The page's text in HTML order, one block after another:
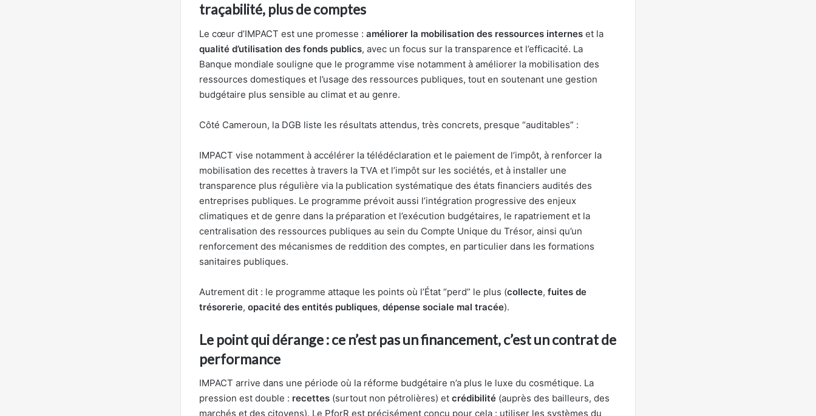
traçabilité, plus de comptes
Le cœur d’IMPACT est une promesse : améliorer la mobilisation des ressources internes et la
qualité d’utilisation des fonds publics, avec un focus sur la transparence et l’efficacité. La
Banque mondiale souligne que le programme vise notamment à améliorer la mobilisation des
ressources domestiques et l’usage des ressources publiques, tout en soutenant une gestion
budgétaire plus sensible au climat et au genre.
Côté Cameroun, la DGB liste les résultats attendus, très concrets, presque “auditables” :
IMPACT vise notamment à accélérer la télédéclaration et le paiement de l’impôt, à renforcer la
mobilisation des recettes à travers la TVA et l’impôt sur les sociétés, et à installer une
transparence plus régulière via la publication systématique des états financiers audités des
entreprises publiques. Le programme prévoit aussi l’intégration progressive des enjeux
climatiques et de genre dans la préparation et l’exécution budgétaires, le rapatriement et la
centralisation des ressources publiques au sein du Compte Unique du Trésor, ainsi qu’un
renforcement des mécanismes de reddition des comptes, en particulier dans les formations
sanitaires publiques.
Autrement dit : le programme attaque les points où l’État “perd” le plus (collecte, fuites de
trésorerie, opacité des entités publiques, dépense sociale mal tracée).
Le point qui dérange : ce n’est pas un financement, c’est un contrat de
performance
IMPACT arrive dans une période où la réforme budgétaire n’a plus le luxe du cosmétique. La
pression est double : recettes (surtout non pétrolières) et crédibilité (auprès des bailleurs, des
marchés et des citoyens). Le PforR est précisément conçu pour cela : utiliser les systèmes du